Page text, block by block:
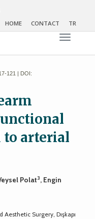
HOME
CONTACT TR
Toggle
121 | DOI:
to arterial
Polat3, Engin
Surgery, Dışkapı